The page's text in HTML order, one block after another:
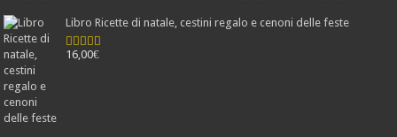
Libro Ricette di natale, cestini regalo e cenoni delle feste
Valutato
16,00€